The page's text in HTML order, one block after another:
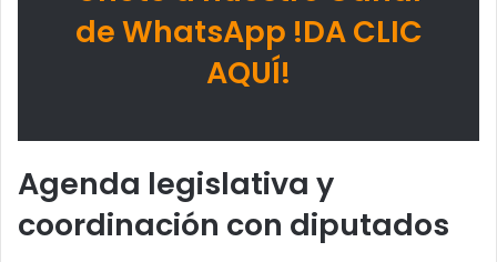
de WhatsApp !DA CLIC
AQUÍ!
Agenda legislativa y
coordinación con diputados